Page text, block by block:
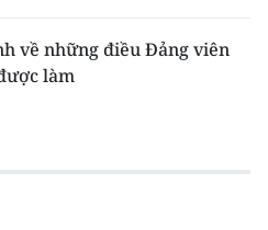
về những điều Đảng viên
làm